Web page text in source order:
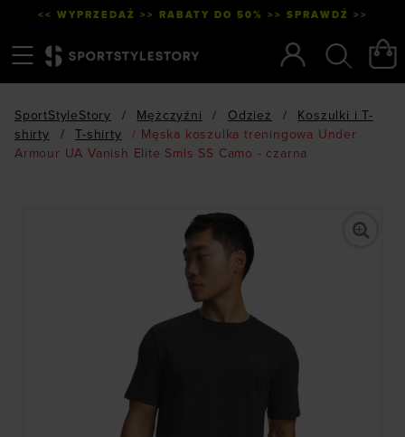
<< WYPRZEDAŻ >> RABATY DO 50% >> SPRAWDŹ >>
SportStyleStory / Mężczyźni / Odzież /
Koszulki i T-
shirty
/ T-shirty / Męska koszulka treningowa Under
Armour UA Vanish Elite Smls SS Camo - czarna